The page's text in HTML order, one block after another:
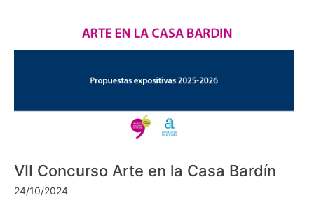
VII Concurso Arte en la Casa Bardín
24/10/2024